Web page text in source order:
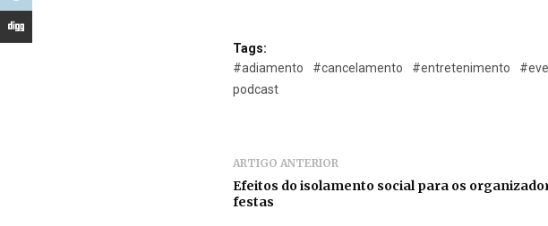
Tags:
#adiamento
#cancelamento #entretenimento
podcast
ARTIGO ANTERIOR
Efeitos do isolamento social para os
festas